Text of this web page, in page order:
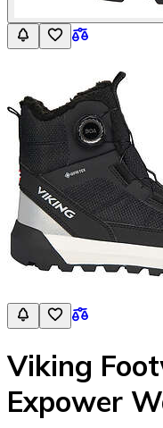
Viking
Expower